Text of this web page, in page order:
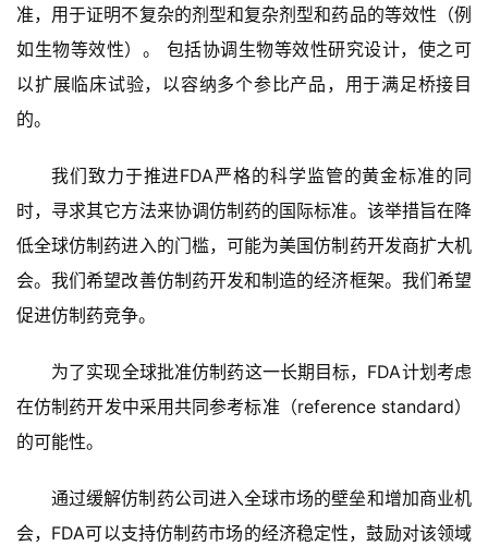
E
n
g
l
i
系
我
们
准，用于证明不复杂的剂型和复杂剂型和药品的等效性（例
如生物等效性）。 包括协调生物等效性研究设计，使之可
以扩展临床试验，以容纳多个参比产品，用于满足桥接目
的。
我们致力于推进FDA严格的科学监管的黄金标准的同
时，寻求其它方法来协调仿制药的国际标准。该举措旨在降
低全球仿制药进入的门槛，可能为美国仿制药开发商扩大机
会。我们希望改善仿制药开发和制造的经济框架。我们希望
促进仿制药竞争。
为了实现全球批准仿制药这一长期目标，FDA计划考虑
在仿制药开发中采用共同参考标准（reference standard）
的可能性。
通过缓解仿制药公司进入全球市场的壁垒和增加商业机
会，FDA可以支持仿制药市场的经济稳定性，鼓励对该领域